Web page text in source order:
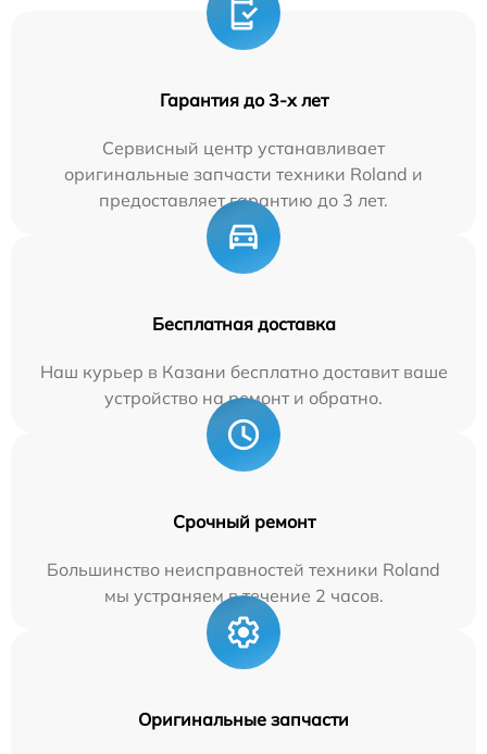
Гарантия до 3-х лет
Сервисный центр устанавливает
оригинальные запчасти техники Roland и
предоставляет гарантию до 3 лет.
Бесплатная доставка
Наш курьер в Казани бесплатно доставит ваше
устройство на ремонт и обратно.
Срочный ремонт
Большинство неисправностей техники Roland
мы устраняем в течение 2 часов.
Оригинальные запчасти